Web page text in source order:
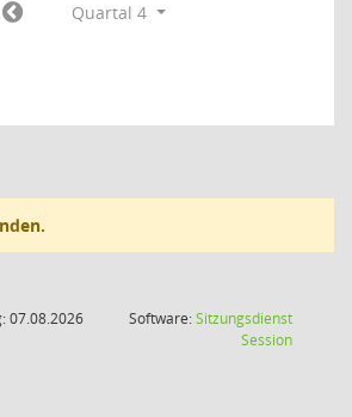
Quartal 4
07.08.2026
Software:Sitzungsdienst
Session(Wird in